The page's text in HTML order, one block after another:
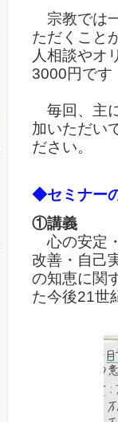
宗教では
ただくこと
人相談やオ
3000円です
毎回、主
加いただい
ださい。
◆セミナー
①講義
心の安定
改善・自己
の知恵に関
た今後21世